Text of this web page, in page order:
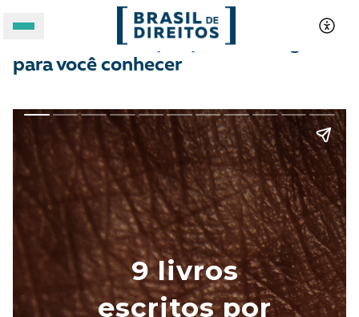
A BRASIL DE DIREITOS
ASSUNTOS
FORMATOS
9 livros escritos por pessoas negras
para você conhecer